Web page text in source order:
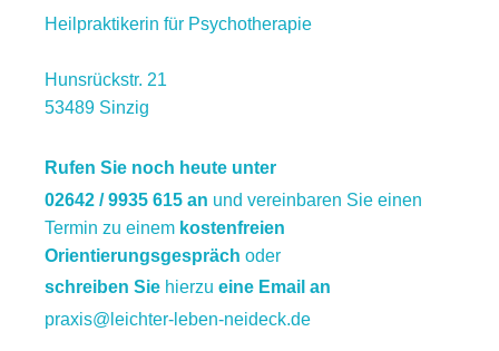
Heilpraktikerin für Psychotherapie
Hunsrückstr. 21
53489 Sinzig
Rufen Sie noch heute unter
02642 / 9935 615 an und vereinbaren Sie einen
Termin zu einem kostenfreien
Orientierungsgespräch oder
schreiben Sie hierzu eine Email an
praxis@leichter-leben-neideck.de